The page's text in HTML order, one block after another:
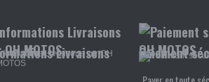
Livraisons Paiement